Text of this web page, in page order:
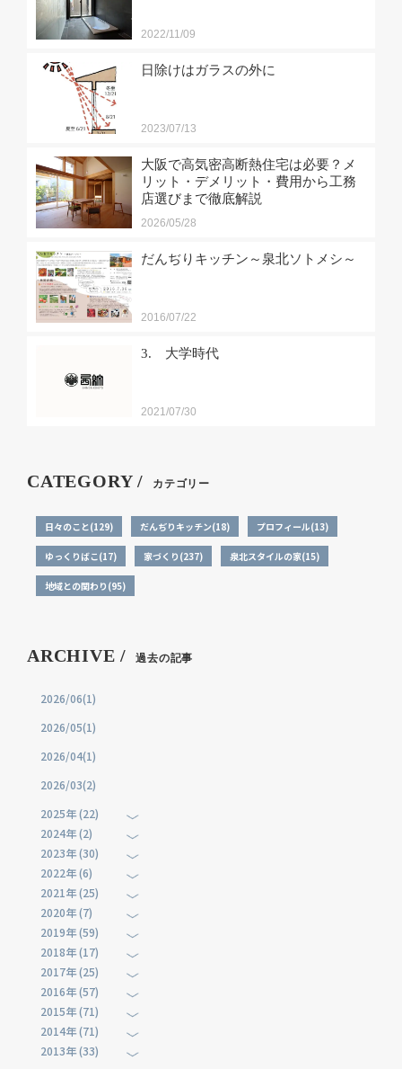
2022/11/09
日除けはガラスの外に
2023/07/13
大阪で高気密高断熱住宅は必要？メ
リット・デメリット・費用から工務
店選びまで徹底解説
2026/05/28
だんぢりキッチン～泉北ソトメシ～
2016/07/22
3. 大学時代
2021/07/30
CATEGORY / カテゴリー
日々のこと(129) だんぢりキッチン(18) プロフィール(13)
ゆっくりばこ(17) 家づくり(237) 泉北スタイルの家(15)
地域との関わり(95)
ARCHIVE / 過去の記事
2026/06(1)
2026/05(1)
2026/04(1)
2026/03(2)
2025年 (22)
2024年 (2)
2023年 (30)
2022年 (6)
2021年 (25)
2020年 (7)
2019年 (59)
2018年 (17)
2017年 (25)
2016年 (57)
2015年 (71)
2014年 (71)
2013年 (33)